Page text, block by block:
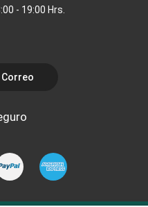
- 19:00 Hrs.
Correo